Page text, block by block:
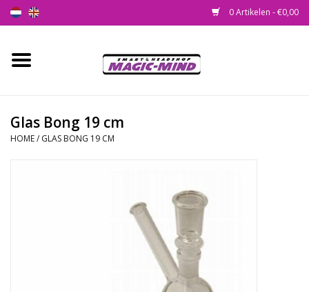
0 Artikelen - €0,00
Home
Smartshop
Glas Bong 19 cm
HOME/ GLAS BONG 19 CM